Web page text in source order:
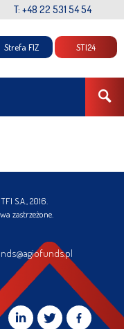
T: +48 22 531 54 54
Strefa FIZ STI24
S.A., 2016.
zastrzeżone.